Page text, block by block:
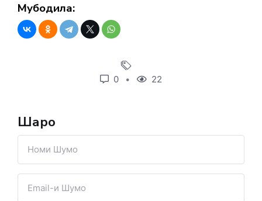
Мубодила:
0 22
Шарҳҳо